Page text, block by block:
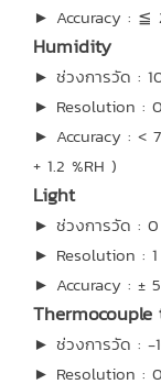
► Accuracy : ≦
Humidity
► ช่วงการวัด :
► Resolution :
► Accuracy : <
+ 1.2 %RH )
Light
► ช่วงการวัด :
► Resolution : 1
► Accuracy : ±
Thermocouple
► ช่วงการวัด :
► Resolution :